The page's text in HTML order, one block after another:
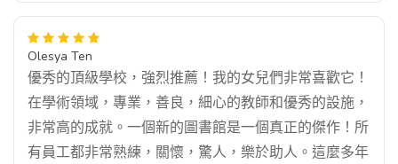
Olesya Ten
優秀的頂級學校，強烈推薦！我的女兒們非常喜歡它！
在學術領域，專業，善良，細心的教師和優秀的設施，
非常高的成就。一個新的圖書館是一個真正的傑作！所
有員工都非常熟練，關懷，驚人，樂於助人。這麼多年